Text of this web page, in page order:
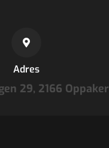
Adres
29, 2166 Oppaker